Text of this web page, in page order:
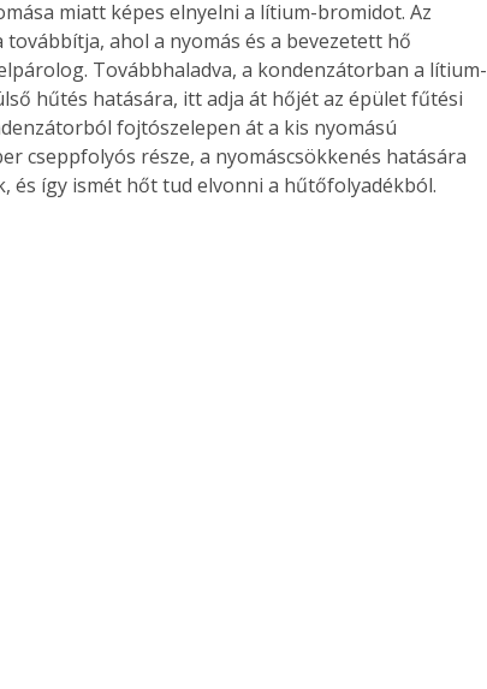
miatt képes elnyelni a lítium-bromidot. Az
ahol a nyomás és a bevezetett hő
Továbbhaladva, a kondenzátorban a lítium-
hűtés hatására, itt adja át hőjét az épület fűtési
fojtószelepen át a kis nyomású
cseppfolyós része, a nyomáscsökkenés hatására
és így ismét hőt tud elvonni a hűtőfolyadékból.